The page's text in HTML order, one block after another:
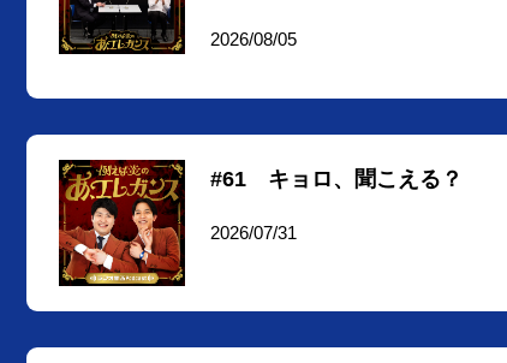
2026/08/05
#61 キョロ、聞こえる？
2026/07/31